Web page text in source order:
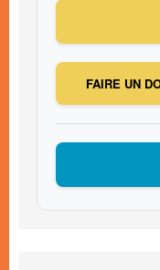
FAIRE UN